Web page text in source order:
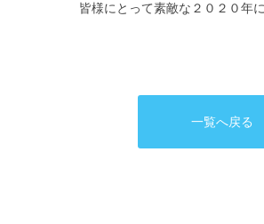
皆様にとって素敵な２０２０年
一覧へ戻る